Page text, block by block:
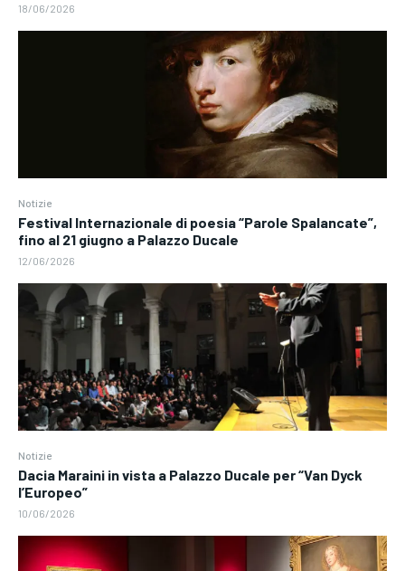
18/06/2026
Notizie
Festival Internazionale di poesia “Parole Spalancate”,
fino al 21 giugno a Palazzo Ducale
12/06/2026
Notizie
Dacia Maraini in vista a Palazzo Ducale per “Van Dyck
l’Europeo”
10/06/2026